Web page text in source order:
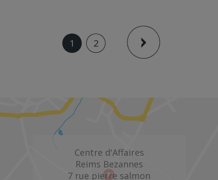
1 2
Centre d'Affaires
Reims Bezannes
7 rue pierre salmon